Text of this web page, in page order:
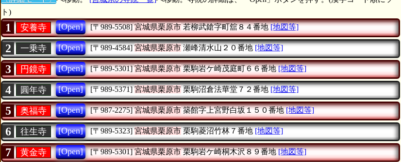
ト)
1 安養寺 [Open] [〒989-5508] 宮城県栗原市若柳武鎗字町舘８４番地 [地図等]
2 一乗寺 [Open] [〒989-4584] 宮城県栗原市瀬峰清水山２０番地 [地図等]
3 円鏡寺 [Open] [〒989-5301] 宮城県栗原市栗駒岩ケ崎茂庭町６６番地 [地図等]
4 圓年寺 [Open] [〒989-5371] 宮城県栗原市栗駒沼倉法華堂７２番地 [地図等]
5 奥福寺 [Open] [〒987-2275] 宮城県栗原市築館字上宮野白坂１５０番地 [地図等]
6 往生寺 [Open] [〒989-5323] 宮城県栗原市栗駒菱沼竹林７番地 [地図等]
7 黄金寺 [Open] [〒989-5301] 宮城県栗原市栗駒岩ケ崎桐木沢８９番地 [地図等]